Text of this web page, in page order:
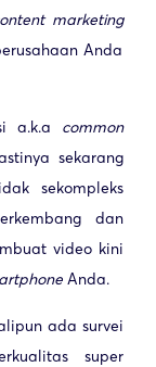
marketing
Anda
a.k.a common
sekarang
sekompleks
dan
video kini
Anda.
ada survei
super